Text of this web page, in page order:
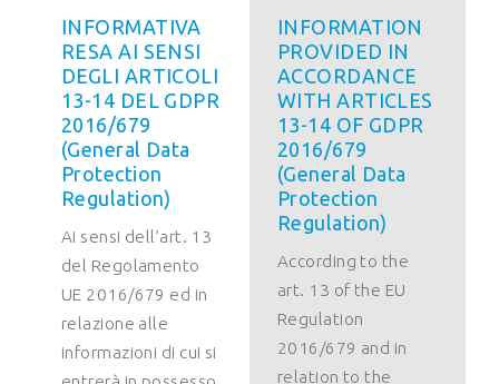
INFORMATIVA
RESA AI SENSI
DEGLI ARTICOLI
13-14 DEL GDPR
2016/679
(General Data
Protection
Regulation)
Ai sensi dell’art. 13
del Regolamento
UE 2016/679 ed in
relazione alle
informazioni di cui si
INFORMATION
PROVIDED IN
ACCORDANCE
WITH ARTICLES
13-14 OF GDPR
2016/679
(General Data
Protection
Regulation)
According to the
art. 13 of the EU
Regulation
2016/679 and in
relation to the